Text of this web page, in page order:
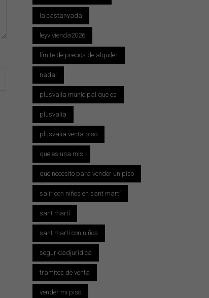
la castanyada
leyvivienda2026
límite de precios de alquiler
nadal
plusvalia municipal que es
plusvalía
plusvalía venta piso
que es una mls
que necesito para vender un piso
salir con niños en sant martí
sant martí
sant martí con niños
seguridadjuridica
tramites de venta
vender mi piso